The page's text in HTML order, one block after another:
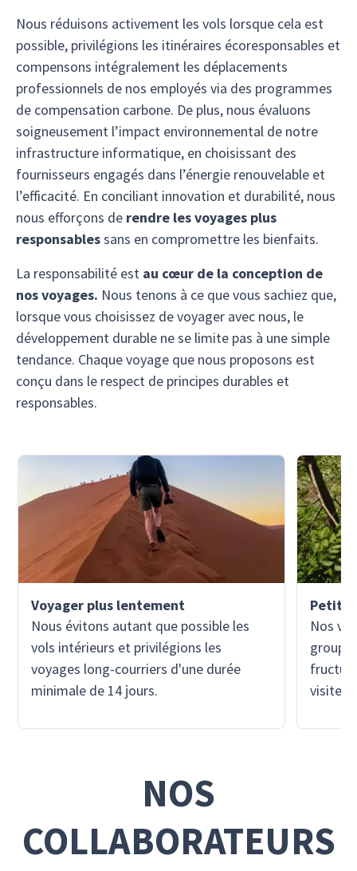
Nous réduisons activement les vols lorsque cela est
possible, privilégions les itinéraires écoresponsables et
compensons intégralement les déplacements
professionnels de nos employés via des programmes
de compensation carbone. De plus, nous évaluons
soigneusement l’impact environnemental de notre
infrastructure informatique, en choisissant des
fournisseurs engagés dans l’énergie renouvelable et
l’efficacité. En conciliant innovation et durabilité, nous
nous efforçons de rendre les voyages plus
responsablessans en compromettre les bienfaits.
La responsabilité est au cœur de la conception de
nos voyages. Nous tenons à ce que vous sachiez que,
lorsque vous choisissez de voyager avec nous, le
développement durable ne se limite pas à une simple
tendance. Chaque voyage que nous proposons est
conçu dans le respect de principes durables et
responsables.
Voyager plus lentement
Nous évitons autant que possible les
vols intérieurs et privilégions les
voyages long-courriers d'une durée
minimale de 14 jours.
Petits
Nos
NOS
COLLABORATEURS